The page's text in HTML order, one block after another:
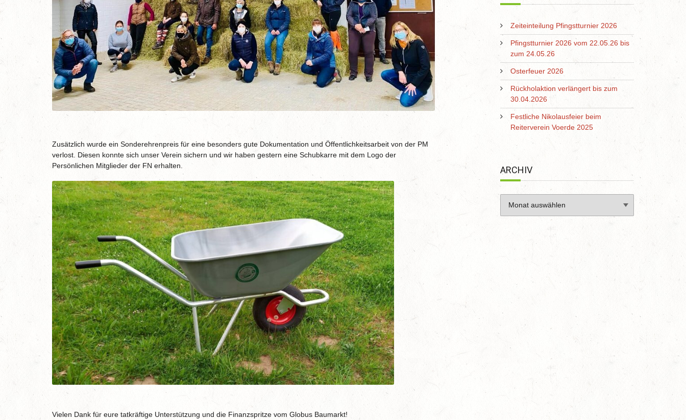
Zusätzlich wurde ein Sonderehrenpreis für eine besonders gute Dokumentation und Öffentlichkeitsarbeit von der PM
verlost. Diesen konnte sich unser Verein sichern und wir haben gestern eine Schubkarre mit dem Logo der
Persönlichen Mitglieder der FN erhalten.
Vielen Dank für eure tatkräftige Unterstützung und die Finanzspritze vom Globus Baumarkt!
Zeiteinteilung Pfingstturnier 2026
Pfingstturnier 2026 vom 22.05.26 bis
zum 24.05.26
Osterfeuer 2026
Rückholaktion verlängert bis zum
30.04.2026
Festliche Nikolausfeier beim
Reiterverein Voerde 2025
ARCHIV